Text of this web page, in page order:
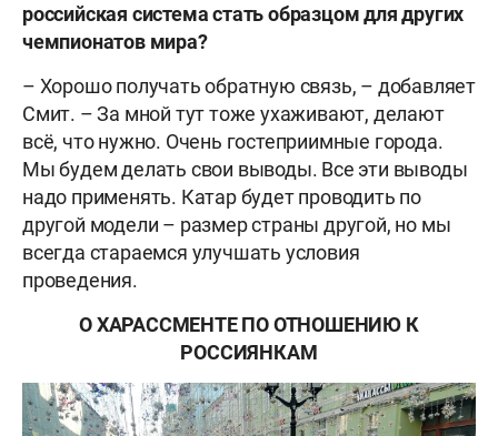
российская система стать образцом для других
чемпионатов мира?
– Хорошо получать обратную связь, – добавляет
Смит. – За мной тут тоже ухаживают, делают
всё, что нужно. Очень гостеприимные города.
Мы будем делать свои выводы. Все эти выводы
надо применять. Катар будет проводить по
другой модели – размер страны другой, но мы
всегда стараемся улучшать условия
проведения.
О ХАРАССМЕНТЕ ПО ОТНОШЕНИЮ К
РОССИЯНКАМ